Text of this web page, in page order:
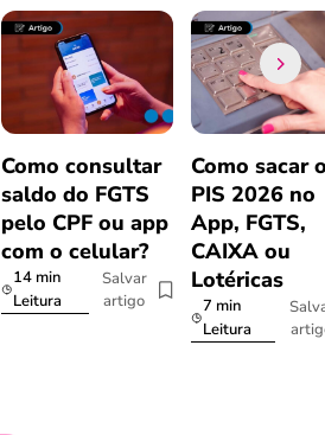
Como consultar
saldo do FGTS
pelo CPF ou app
com o celular?
14 min
Leitura
Salvar
artigo
Como sacar
PIS 2026 no
App, FGTS,
CAIXA ou
Lotéricas
7 min
Leitura